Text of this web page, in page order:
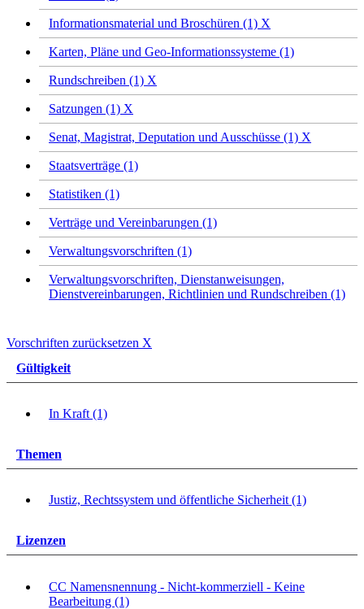
Informationsmaterial und Broschüren (1) X
Karten, Pläne und Geo-Informationssysteme (1)
Rundschreiben (1) X
Satzungen (1) X
Senat, Magistrat, Deputation und Ausschüsse (1) X
Staatsverträge (1)
Statistiken (1)
Verträge und Vereinbarungen (1)
Verwaltungsvorschriften (1)
Verwaltungsvorschriften, Dienstanweisungen,
Dienstvereinbarungen, Richtlinien und Rundschreiben (1)
Vorschriften zurücksetzen X
Gültigkeit
In Kraft (1)
Themen
Justiz, Rechtssystem und öffentliche Sicherheit (1)
Lizenzen
CC Namensnennung - Nicht-kommerziell - Keine
Bearbeitung (1)